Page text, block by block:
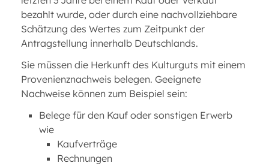
bezahlt wurde, oder durch eine nachvollziehbare
Schätzung des Wertes zum Zeitpunkt der
Antragstellung innerhalb Deutschlands.
Sie müssen die Herkunft des Kulturguts mit einem
Provenienznachweis belegen. Geeignete
Nachweise können zum Beispiel sein:
Belege für den Kauf oder sonstigen Erwerb
wie
Kaufverträge
Rechnungen